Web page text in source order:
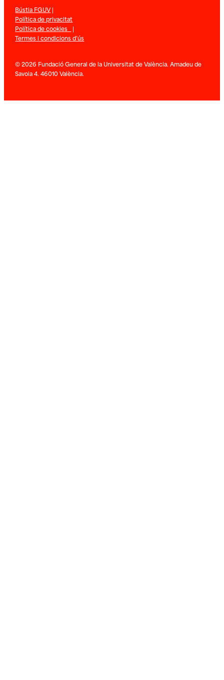
Bústia FGUV|
Política de privacitat
Política de cookies |
Termes i condicions d’ús
© 2026 Fundació General de la Universitat de València. Amadeu de
Savoia 4. 46010 València.